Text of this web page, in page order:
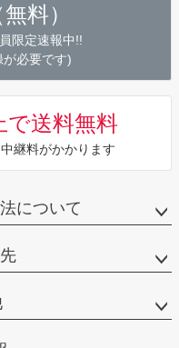
料）
限定速報中!!
必要です)
で送料無料
継料がかかります
について